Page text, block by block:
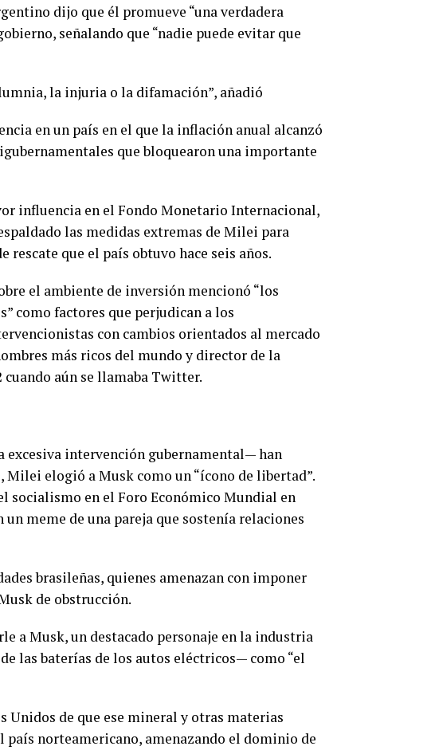
dijo que él promueve “una verdadera
señalando que “nadie puede evitar que
la injuria o la difamación”, añadió
en un país en el que la inflación anual alcanzó
que bloquearon una importante
influencia en el Fondo Monetario Internacional,
las medidas extremas de Milei para
que el país obtuvo hace seis años.
el ambiente de inversión mencionó “los
como factores que perjudican a los
con cambios orientados al mercado
más ricos del mundo y director de la
aún se llamaba Twitter.
excesiva intervención gubernamental— han
elogió a Musk como un “ícono de libertad”.
socialismo en el Foro Económico Mundial en
un meme de una pareja que sostenía relaciones
brasileñas, quienes amenazan con imponer
de obstrucción.
a Musk, un destacado personaje en la industria
las baterías de los autos eléctricos— como “el
Unidos de que ese mineral y otras materias
país norteamericano, amenazando el dominio de